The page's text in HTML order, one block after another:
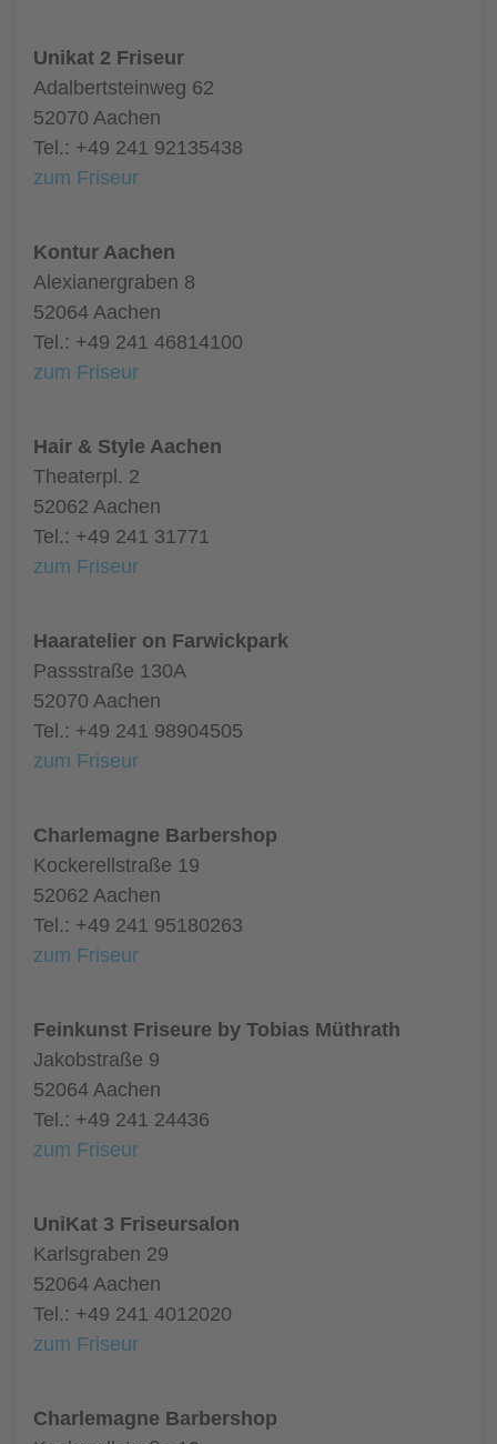
Unikat 2 Friseur
Adalbertsteinweg 62
52070 Aachen
Tel.: +49 241 92135438
zum Friseur
Kontur Aachen
Alexianergraben 8
52064 Aachen
Tel.: +49 241 46814100
zum Friseur
Hair & Style Aachen
Theaterpl. 2
52062 Aachen
Tel.: +49 241 31771
zum Friseur
Haaratelier on Farwickpark
Passstraße 130A
52070 Aachen
Tel.: +49 241 98904505
zum Friseur
Charlemagne Barbershop
Kockerellstraße 19
52062 Aachen
Tel.: +49 241 95180263
zum Friseur
Feinkunst Friseure by Tobias Müthrath
Jakobstraße 9
52064 Aachen
Tel.: +49 241 24436
zum Friseur
UniKat 3 Friseursalon
Karlsgraben 29
52064 Aachen
Tel.: +49 241 4012020
zum Friseur
Charlemagne Barbershop